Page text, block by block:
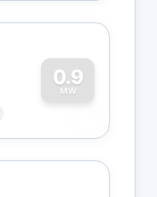
0.9
MW
0